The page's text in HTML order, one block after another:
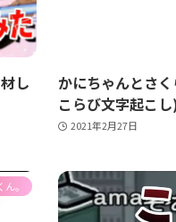
し
かにちゃんとさ
こらび文字起こ
2021年2月27日
。